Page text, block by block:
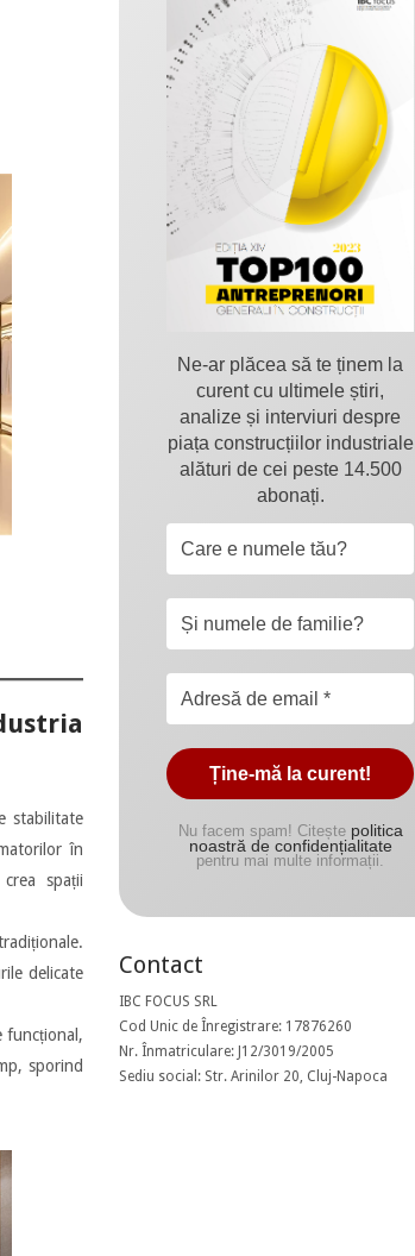
stabilitate
în
spații
delicate
funcțional,
sporind
Ne-ar plăcea să te ținem la
curent cu ultimele știri,
analize și interviuri despre
piața construcțiilor industriale
alături de cei peste 14.500
abonați.
Nu facem spam! Citește politica
noastră de confidențialitate
pentru mai multe informații.
Contact
IBC FOCUS SRL
Cod Unic de Înregistrare: 17876260
Nr. Înmatriculare: J12/3019/2005
Sediu social: Str. Arinilor 20, Cluj-Napoca